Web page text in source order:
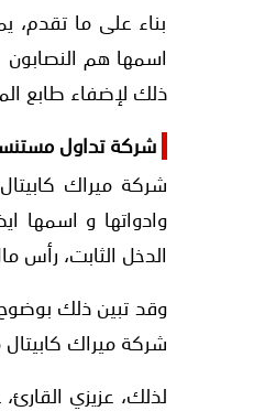
بناء على ما
اسمها هم
ذلك لإضفاء طابع
شركة تداول
وادواتها و اسمها
الدخل الثابت، رأس
وقد تبين ذلك
شركة ميراك
لذلك، عزيزي